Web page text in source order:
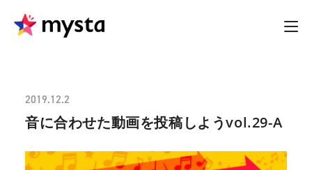
2019.12.2
音に合わせた動画を投稿しようvol.29-A